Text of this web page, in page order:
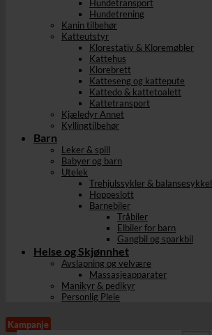
Hundetransport
Hundetrening
Kanin tilbehør
Katteutstyr
Klorestativ & Kloremøbler
Kattehus
Klorebrett
Katteseng og kattepute
Kattedo & kattetoalett
Kattetransport
Kjæledyr Annet
Kyllingtilbehør
Barn
Leker & spill
Babyer og barn
Utelek
Trehjulssykler & balansesykkel
Hoppeslott
Barnebiler
Tråbiler
Elbiler for barn
Gangbil og sparkbil
Helse og Skjønnhet
Avslapning og velvære
Massasjeapparater
Manikyr & pedikyr
Personlig Pleie
Kampanje